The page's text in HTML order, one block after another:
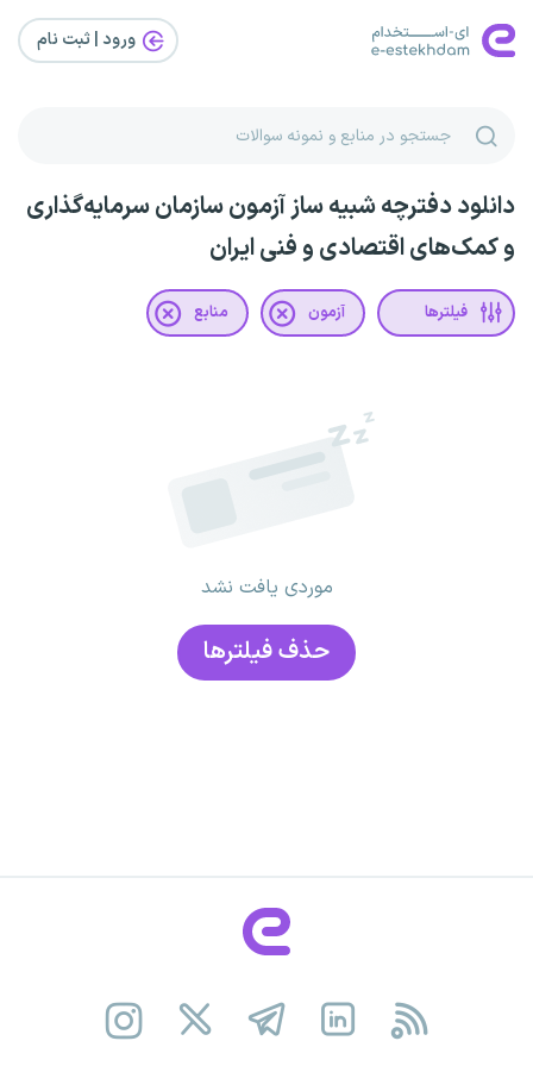
ورود | ثبت‌ نام
دانلود دفترچه شبیه ساز آزمون سازمان سرمایه‌گذاری
و کمک‌های اقتصادی و فنی ایران
فیلترها آزمون منابع
موردی یافت نشد
حذف فیلتر‌ها